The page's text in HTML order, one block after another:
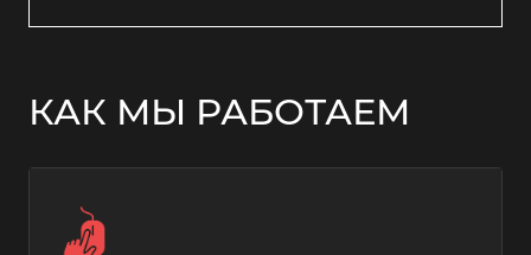
КАК МЫ РАБОТАЕМ